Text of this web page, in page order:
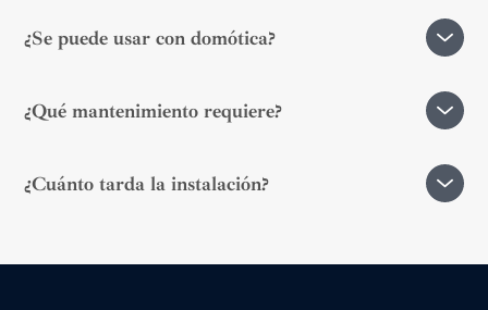
¿Se puede usar con domótica?
con sistemas inteligentes de hogar.
¿Qué mantenimiento requiere?
Muy poco. Solo limpieza ocasional con agua y revisión
anual de anclajes.
¿Cuánto tarda la instalación?
horarios.